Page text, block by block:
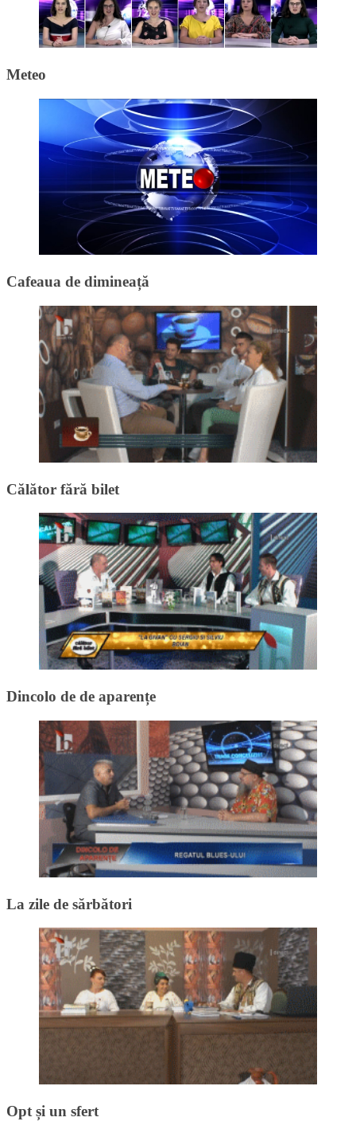
Meteo
Cafeaua de dimineață
Călător fără bilet
Dincolo de de aparențe
La zile de sărbători
Opt și un sfert